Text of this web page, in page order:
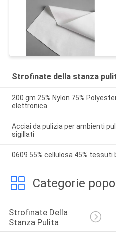
Strofinate della stanza
200 gm 25% Nylon 75%
elettronica
Acciai da pulizia per ambienti
sigillati
0609 55% cellulosa 45% tessuti
Categorie
Strofinate Della
Stanza Pulita